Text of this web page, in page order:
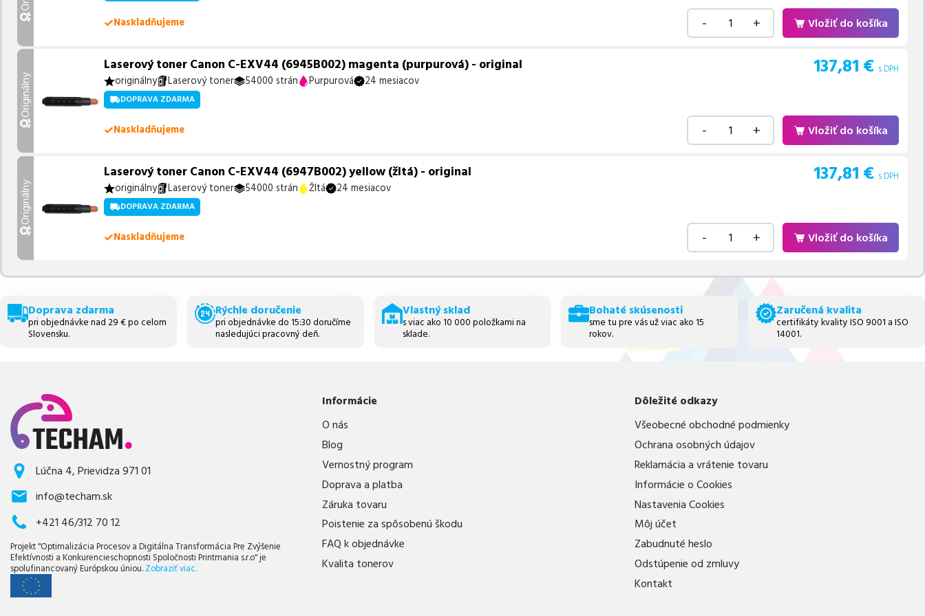
Naskladňujeme - + Vložiť do košíka
Originálny
Laserový toner Canon C-EXV44 (6945B002) magenta (purpurová) - original 137,81 € s DPH
originálny Laserový toner 54000 strán Purpurová 24 mesiacov
DOPRAVA ZDARMA
Naskladňujeme - + Vložiť do košíka
Originálny
Laserový toner Canon C-EXV44 (6947B002) yellow (žltá) - original 137,81 € s DPH
originálny Laserový toner 54000 strán Žltá 24 mesiacov
DOPRAVA ZDARMA
Naskladňujeme - + Vložiť do košíka
Doprava zdarma
pri objednávke nad 29 € po celom
Slovensku.
Rýchle doručenie
pri objednávke do 15:30 doručíme
nasledujúci pracovný deň.
Vlastný sklad
s viac ako 10 000 položkami na
sklade.
Bohaté skúsenosti
sme tu pre vás už viac ako 15
rokov.
Zaručená kvalita
certifikáty kvality ISO 9001 a ISO
14001.
Lúčna 4, Prievidza 971 01
info@techam.sk
+421 46/312 70 12
Projekt "Optimalizácia Procesov a Digitálna Transformácia Pre Zvýšenie
Efektívnosti a Konkurencieschopnosti Spoločnosti Printmania s.r.o" je
spolufinancovaný Európskou úniou. Zobraziť viac.
Informácie
O nás
Blog
Vernostný program
Doprava a platba
Záruka tovaru
Poistenie za spôsobenú škodu
FAQ k objednávke
Kvalita tonerov
Dôležité odkazy
Všeobecné obchodné podmienky
Ochrana osobných údajov
Reklamácia a vrátenie tovaru
Informácie o Cookies
Nastavenia Cookies
Môj účet
Zabudnuté heslo
Odstúpenie od zmluvy
Kontakt